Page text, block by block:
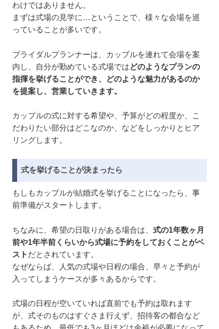
わけではありません。
まずは式場の見学に…ということで、様々な会場を巡
っていることが多いです。
ブライダルプランナーは、カップルを連れて会場を案
内し、自分が勤めている式場ではどのようなプランの
指揮を挙げることができ、どのような魅力があるのか
を提案し、営業していきます。
カップルの式に対する希望や、予算がどの程度か、こ
だわりたい部分はどこなのか、などをしっかりとヒア
リングします。
式を挙げることが決まったら
もしもカップルが結婚式を挙げることになったら、事
前準備がスタートします。
ちなみに、希望の日取りがある場合は、 式の1年数ヶ月
前や1年半前くらいから式場に予約をしておくことがベ
スト だとされています。
なぜならば、人気の式場や日程の場合、早々と予約が
入ってしまうケースが多々あるからです。
式場の日程が空いていれば直前でも予約は取れます
が、式そのものはすぐさま行えず、招待客の都合など